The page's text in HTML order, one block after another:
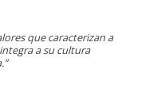
que caracterizan a
a su cultura